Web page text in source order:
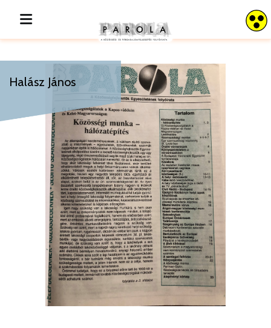
Halász János